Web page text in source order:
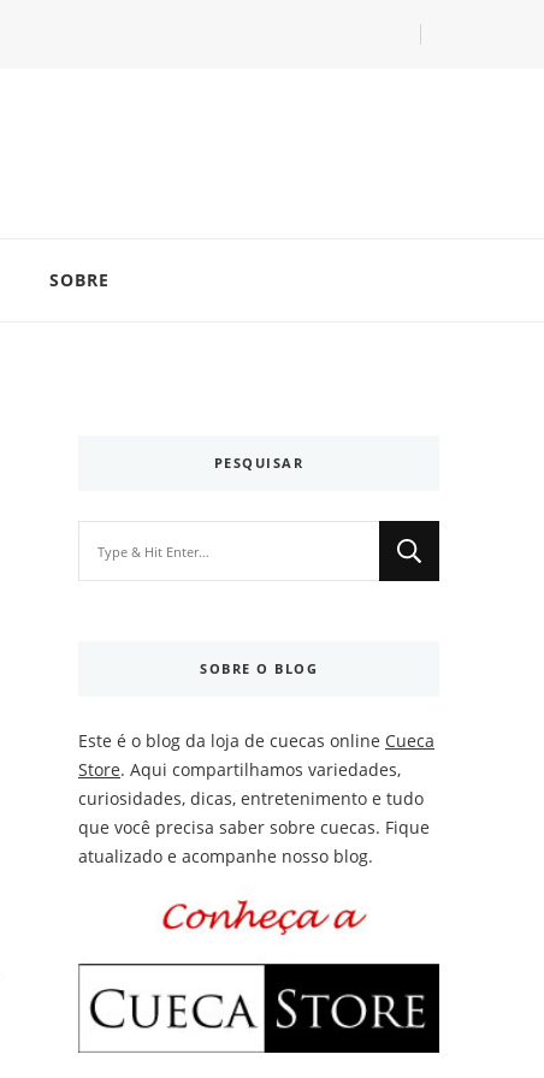
SOBRE
PESQUISAR
SOBRE O BLOG
Este é o blog da loja de cuecas online Cueca
Store. Aqui compartilhamos variedades,
curiosidades, dicas, entretenimento e tudo
que você precisa saber sobre cuecas. Fique
atualizado e acompanhe nosso blog.